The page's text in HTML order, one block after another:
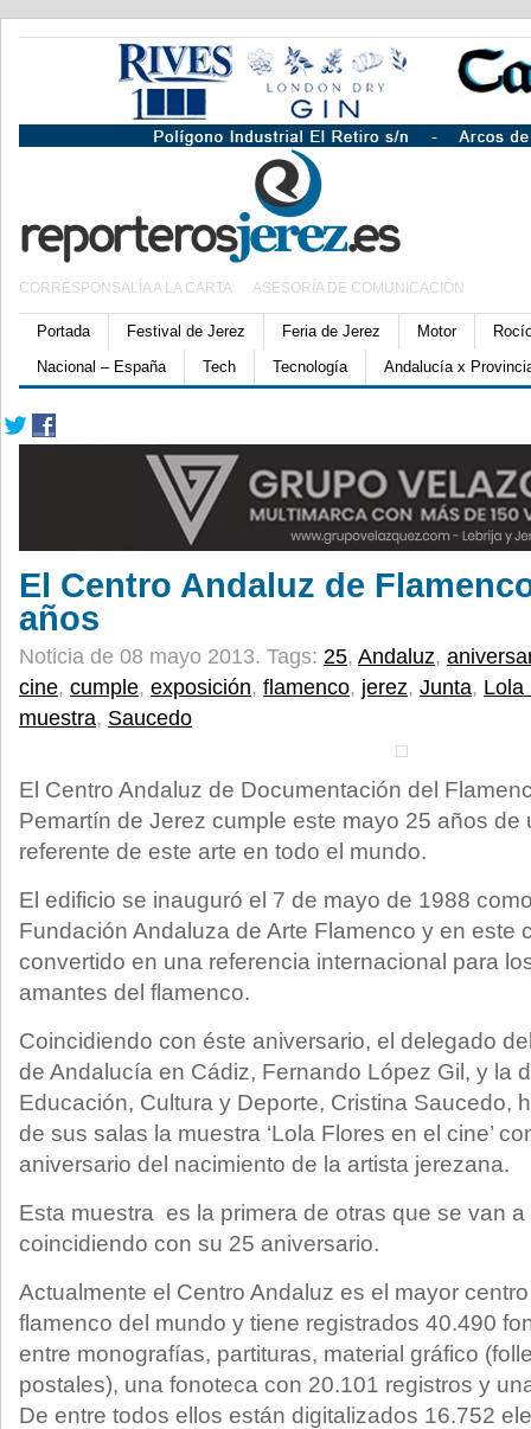
CORRESPONSALÍA A LA CARTA ASESORÍA DE COMUNICACIÓN
Portada Festival de Jerez Feria de Jerez Motor
Nacional – España
Tech Tecnología Andalucía x
El Centro Andaluz de
años
Noticia de 08 mayo 2013. Tags: 25, Andaluz,
cine, cumple, exposición, flamenco, jerez, Junta, Lola
muestra, Saucedo
El Centro Andaluz de Documentación del
Pemartín de Jerez cumple este mayo 25 años de
referente de este arte en todo el mundo.
El edificio se inauguró el 7 de mayo de 1988
Fundación Andaluza de Arte Flamenco y en este
convertido en una referencia internacional para
amantes del flamenco.
Coincidiendo con éste aniversario, el delegado
de Andalucía en Cádiz, Fernando López Gil, y la
Educación, Cultura y Deporte, Cristina Saucedo,
de sus salas la muestra ‘Lola Flores en el cine’
aniversario del nacimiento de la artista jerezana.
Esta muestra es la primera de otras que se van
coincidiendo con su 25 aniversario.
Actualmente el Centro Andaluz es el mayor
flamenco del mundo y tiene registrados 40.490
entre monografías, partituras, material gráfico
postales), una fonoteca con 20.101 registros y
De entre todos ellos están digitalizados 16.752